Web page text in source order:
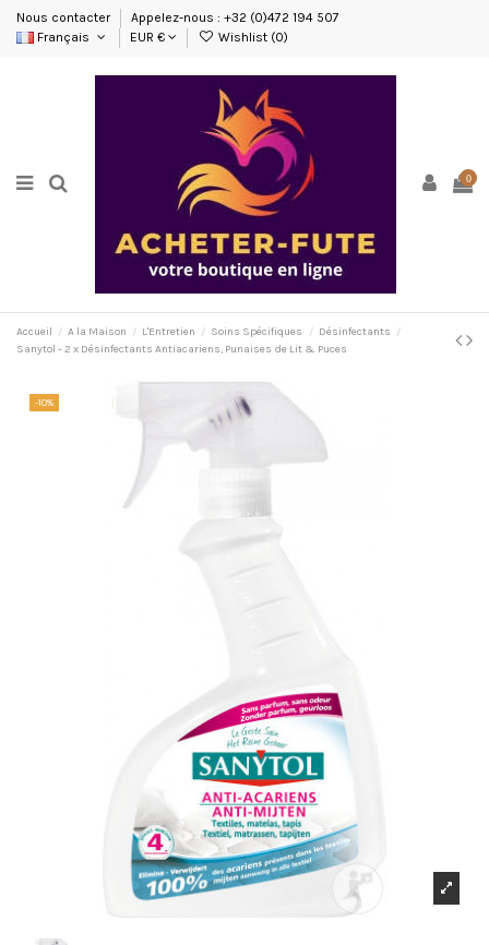
Nous contacter
Appelez-nous : +32 (0)472 194 507
Français
EUR € Wishlist (0)
0
Accueil A la Maison L'Entretien Soins Spécifiques
Désinfectants
Sanytol - 2 x Désinfectants Antiacariens, Punaises de Lit & Puces
-10%